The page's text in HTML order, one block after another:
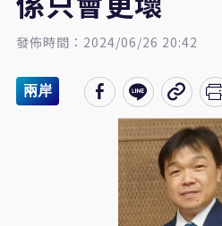
發佈時間：2024/06/26 20:42
兩岸